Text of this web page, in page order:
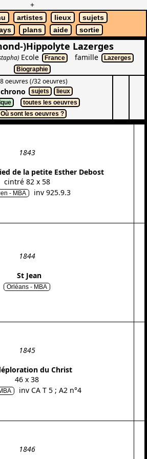
+
artistes lieux
sujets
plans aide sortie
)Hippolyte Lazerges
Ecole France famille
Lazerges
Biographie
oeuvres (/32 oeuvres)
sujets
lieux
toutes les oeuvres
Où sont les oeuvres ?
1843
de la petite Esther Debost
cintré 82 x 58
- MBA inv 925.9.3
1844
St Jean
Orléans - MBA
1845
du Christ
46 x 38
inv CA T 5 ; A2 n°4
1846